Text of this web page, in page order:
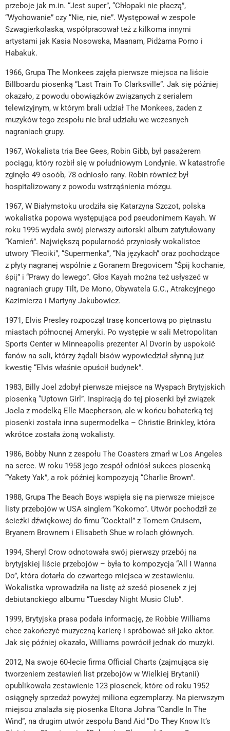
przeboje jak m.in. “Jest super”, “Chłopaki nie płaczą”,
“Wychowanie” czy “Nie, nie, nie”. Występował w zespole
Szwagierkolaska, współpracował też z kilkoma innymi
artystami jak Kasia Nosowska, Maanam, Pidżama Porno i
Habakuk.
1966, Grupa The Monkees zajęła pierwsze miejsca na liście
Billboardu piosenką “Last Train To Clarksville”. Jak się później
okazało, z powodu obowiązków związanych z serialem
telewizyjnym, w którym brali udział The Monkees, żaden z
muzyków tego zespołu nie brał udziału we wczesnych
nagraniach grupy.
1967, Wokalista tria Bee Gees, Robin Gibb, był pasażerem
pociągu, który rozbił się w południowym Londynie. W katastrofie
zginęło 49 osoób, 78 odniosło rany. Robin również był
hospitalizowany z powodu wstrząśnienia mózgu.
1967, W Białymstoku urodziła się Katarzyna Szczot, polska
wokalistka popowa występująca pod pseudonimem Kayah. W
roku 1995 wydała swój pierwszy autorski album zatytułowany
“Kamień”. Największą popularność przyniosły wokalistce
utwory “Fleciki”, “Supermenka”, “Na językach” oraz pochodzące
z płyty nagranej wspólnie z Goranem Bregovicem “Śpij kochanie,
śpij” i “Prawy do lewego”. Głos Kayah można też usłyszeć w
nagraniach grupy Tilt, De Mono, Obywatela G.C., Atrakcyjnego
Kazimierza i Martyny Jakubowicz.
1971, Elvis Presley rozpoczął trasę koncertową po piętnastu
miastach północnej Ameryki. Po występie w sali Metropolitan
Sports Center w Minneapolis prezenter Al Dvorin by uspokoić
fanów na sali, którzy żądali bisów wypowiedział słynną już
kwestię “Elvis właśnie opuścił budynek”.
1983, Billy Joel zdobył pierwsze miejsce na Wyspach Brytyjskich
piosenką “Uptown Girl”. Inspiracją do tej piosenki był związek
Joela z modelką Elle Macpherson, ale w końcu bohaterką tej
piosenki została inna supermodelka – Christie Brinkley, która
wkrótce została żoną wokalisty.
1986, Bobby Nunn z zespołu The Coasters zmarł w Los Angeles
na serce. W roku 1958 jego zespół odniósł sukces piosenką
“Yakety Yak”, a rok później kompozycją “Charlie Brown”.
1988, Grupa The Beach Boys wspięła się na pierwsze miejsce
listy przebojów w USA singlem “Kokomo”. Utwór pochodził ze
ścieżki dźwiękowej do fimu “Cocktail” z Tomem Cruisem,
Bryanem Brownem i Elisabeth Shue w rolach głównych.
1994, Sheryl Crow odnotowała swój pierwszy przebój na
brytyjskiej liście przebojów – była to kompozycja “All I Wanna
Do”, która dotarła do czwartego miejsca w zestawieniu.
Wokalistka wprowadziła na listę aż sześć piosenek z jej
debiutanckiego albumu “Tuesday Night Music Club”.
1999, Brytyjska prasa podała informację, że Robbie Williams
chce zakończyć muzyczną karierę i spróbować sił jako aktor.
Jak się później okazało, Williams powrócił jednak do muzyki.
2012, Na swoje 60-lecie firma Official Charts (zajmująca się
tworzeniem zestawień list przebojów w Wielkiej Brytanii)
opublikowała zestawienie 123 piosenek, które od roku 1952
osiągnęły sprzedaż powyżej miliona egzemplarzy. Na pierwszym
miejscu znalazła się piosenka Eltona Johna “Candle In The
Wind”, na drugim utwór zespołu Band Aid “Do They Know It’s